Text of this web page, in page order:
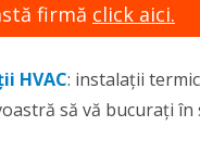
firmă click aici.
HVAC: instalații
să vă bucurați